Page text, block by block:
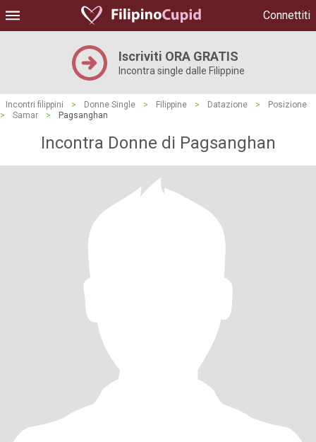
Connettiti
Iscriviti ORA GRATIS
Incontra single dalle Filippine
Incontri filippini > Donne Single > Filippine > Datazione >
Posizione
>
Samar > Pagsanghan
Incontra Donne di Pagsanghan